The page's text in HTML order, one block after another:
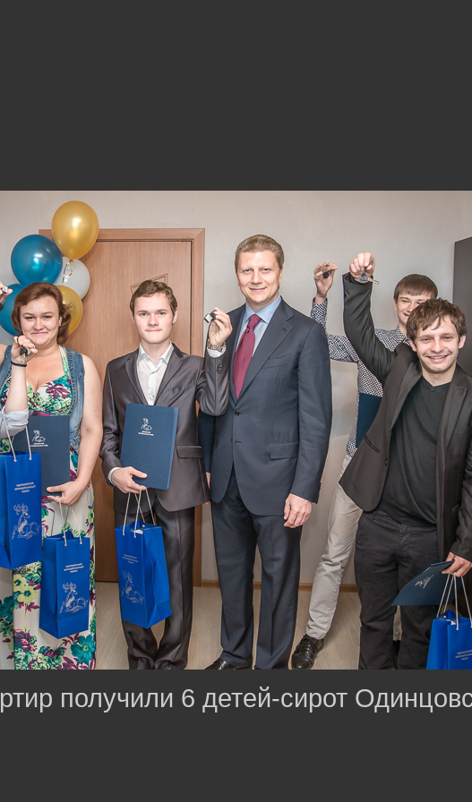
получили 6 детей-сирот